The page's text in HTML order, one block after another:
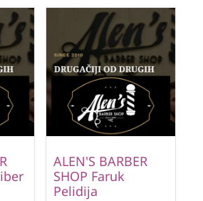
ALEN'S BARBER
SHOP Faruk
Pelidija